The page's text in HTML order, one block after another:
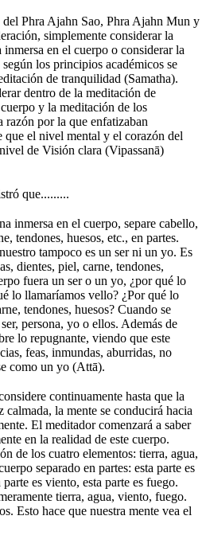
del Phra Ajahn Sao, Phra Ajahn Mun y
simplemente considerar la
en el cuerpo o considerar la
los principios académicos se
de tranquilidad (Samatha).
dentro de la meditación de
y la meditación de los
por la que enfatizaban
que el nivel mental y el corazón del
de Visión clara (Vipassanā)
que.........
inmersa en el cuerpo, separe cabello,
tendones, huesos, etc., en partes.
tampoco es un ser ni un yo. Es
dientes, piel, carne, tendones,
fuera un ser o un yo, ¿por qué lo
lo llamaríamos vello? ¿Por qué lo
tendones, huesos? Cuando se
persona, yo o ellos. Además de
lo repugnante, viendo que este
feas, inmundas, aburridas, no
como un yo (Attā).
continuamente hasta que la
calmada, la mente se conducirá hacia
El meditador comenzará a saber
en la realidad de este cuerpo.
de los cuatro elementos: tierra, agua,
separado en partes: esta parte es
es viento, esta parte es fuego.
tierra, agua, viento, fuego.
Esto hace que nuestra mente vea el